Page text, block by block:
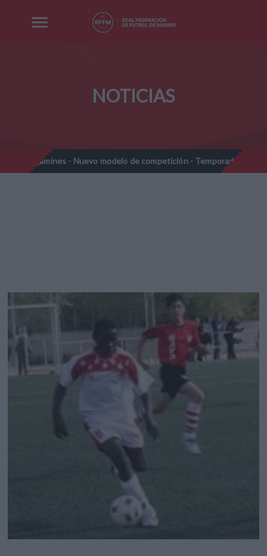
NOTICIAS
- Nuevo modelo de competición - Temporada 2026-2027